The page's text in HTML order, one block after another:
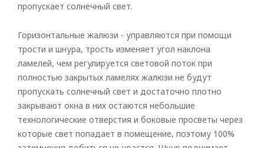
пропускает солнечный свет.
Горизонтальные жалюзи - управляются при помощи
трости и шнура, трость изменяет угол наклона
ламелей, чем регулируется световой поток при
полностью закрытых ламелях жалюзи не будут
пропускать солнечный свет и достаточно плотно
закрывают окна в них остаются небольшие
технологические отверстия и боковые просветы через
которые свет попадает в помещение, поэтому 100%